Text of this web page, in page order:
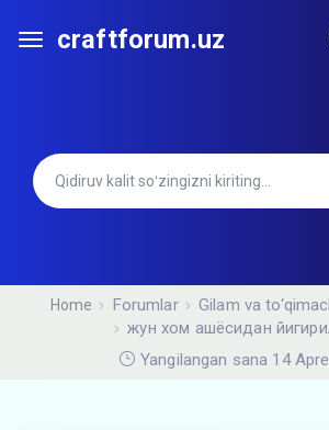
craftforum.uz
Home Forumlar
Gilam va
жун хом ашёсидан
Yangilangan sana 14